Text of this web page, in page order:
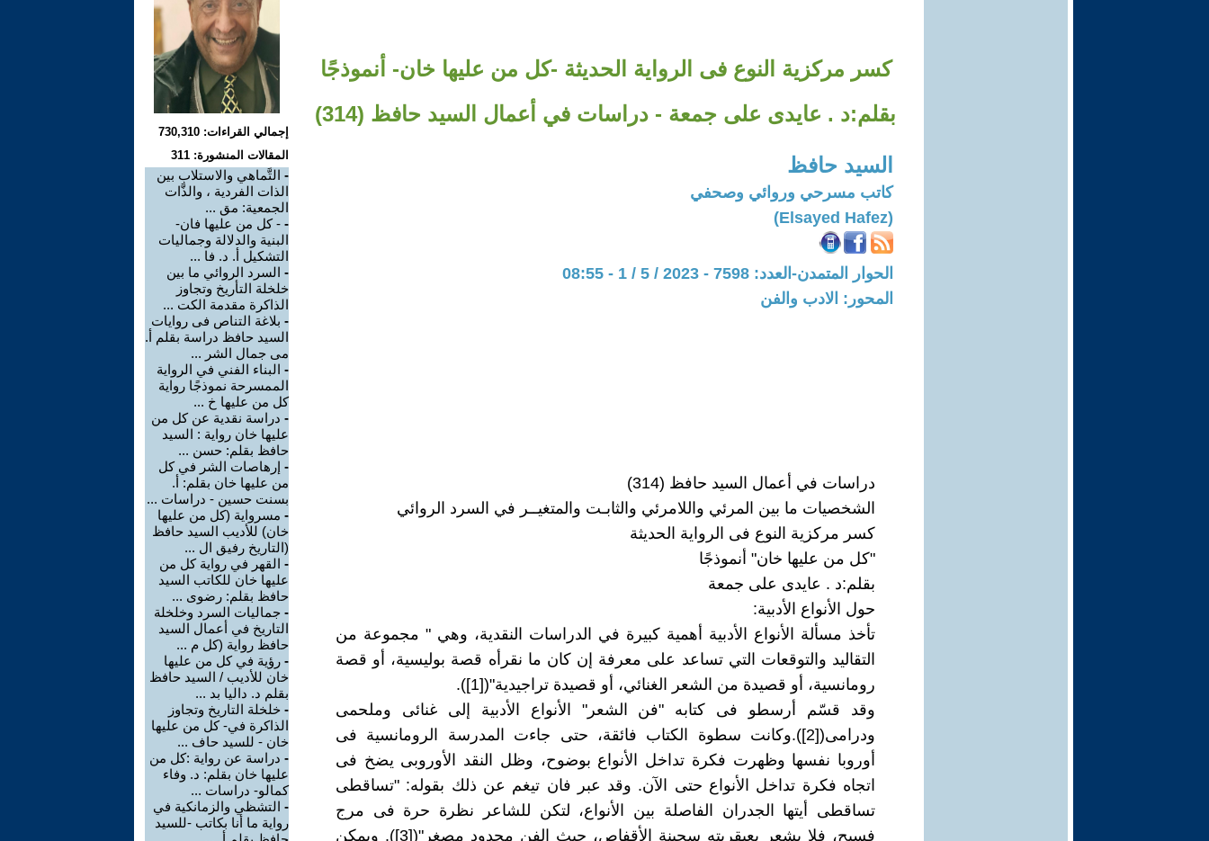
كسر مركزية النوع فى الرواية الحديثة -كل من عليها خان- أنموذجًا
بقلم:د . عايدى على جمعة - دراسات في أعمال السيد حافظ (314)
السيد حافظ
كاتب مسرحي وروائي وصحفي
(Elsayed Hafez)
الحوار المتمدن-العدد: 7598 - 2023 / 5 / 1 - 08:55
المحور: الادب والفن
دراسات في أعمال السيد حافظ (314)
الشخصيات ما بين المرئي واللامرئي والثابـت والمتغيــر في السرد الروائي
كسر مركزية النوع فى الرواية الحديثة
"كل من عليها خان" أنموذجًا
بقلم:د . عايدى على جمعة
حول الأنواع الأدبية:
تأخذ مسألة الأنواع الأدبية أهمية كبيرة في الدراسات النقدية، وهي " مجموعة من
التقاليد والتوقعات التي تساعد على معرفة إن كان ما نقرأه قصة بوليسية، أو قصة
رومانسية، أو قصيدة من الشعر الغنائي، أو قصيدة تراجيدية"([1]).
وقد قسّم أرسطو فى كتابه "فن الشعر" الأنواع الأدبية إلى غنائى وملحمى
ودرامى([2]).وكانت سطوة الكتاب فائقة، حتى جاءت المدرسة الرومانسية فى
أوروبا نفسها وظهرت فكرة تداخل الأنواع بوضوح، وظل النقد الأوروبى يضخ فى
اتجاه فكرة تداخل الأنواع حتى الآن. وقد عبر فان تيغم عن ذلك بقوله: "تساقطى
تساقطى أيتها الجدران الفاصلة بين الأنواع، لتكن للشاعر نظرة حرة فى مرج
فسيح، فلا يشعر بعبقريته سجينة الأقفاص، حيث الفن محدود مصغر"([3]). ويمكن
إجمالي القراءات: 730,310
المقالات المنشورة: 311
- التَّماهي والاستلاب بين
الذات الفردية ، والذَّات
الجمعية: مق ...
- - كل من عليها فان-
البنية والدلالة وجماليات
التشكيل أ. د. فا ...
- السرد الروائي ما بين
خلخلة التأريخ وتجاوز
الذاكرة مقدمة الكت ...
- بلاغة التناص فى روايات
السيد حافظ دراسة بقلم أ.
مى جمال الشر ...
- البناء الفني في الرواية
الممسرحة نموذجًا رواية
كل من عليها خ ...
- دراسة نقدية عن كل من
عليها خان رواية : السيد
حافظ بقلم: حسن ...
- إرهاصات الشر في كل
من عليها خان بقلم: أ.
بسنت حسين - دراسات ...
- مسرواية (كل من عليها
خان) للأديب السيد حافظ
(التاريخ رفيق ال ...
- القهر في رواية كل من
عليها خان للكاتب السيد
حافظ بقلم: رضوى ...
- جماليات السرد وخلخلة
التاريخ في أعمال السيد
حافظ رواية (كل م ...
- رؤية في كل من عليها
خان للأديب / السيد حافظ
بقلم د. داليا بد ...
- خلخلة التاريخ وتجاوز
الذاكرة في- كل من عليها
خان - للسيد حاف ...
- دراسة عن رواية :كل من
عليها خان بقلم: د. وفاء
كمالو- دراسات ...
- التشظي والزمانكية في
رواية ما أنا بكاتب -للسيد